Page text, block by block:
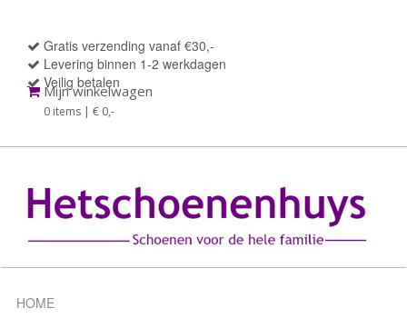
Gratis verzending vanaf €30,-
Levering binnen 1-2 werkdagen
Veilig betalen
Mijn winkelwagen
0 items | € 0,-
HOME